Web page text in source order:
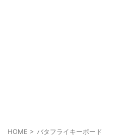
HOME > バタフライキーボード